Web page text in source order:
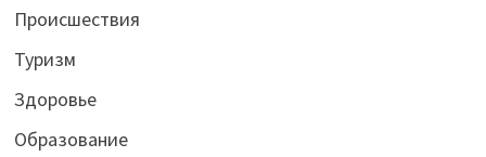
Происшествия
Туризм
Здоровье
Образование